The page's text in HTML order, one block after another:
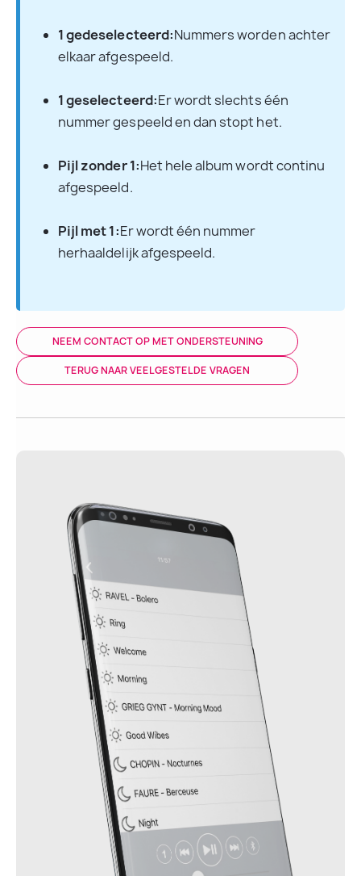
1 gedeselecteerd:Nummers worden achter
elkaar afgespeeld.
1 geselecteerd:Er wordt slechts één
nummer gespeeld en dan stopt het.
Pijl zonder 1:Het hele album wordt continu
afgespeeld.
Pijl met 1:Er wordt één nummer
herhaaldelijk afgespeeld.
NEEM CONTACT OP MET ONDERSTEUNING
TERUG NAAR VEELGESTELDE VRAGEN